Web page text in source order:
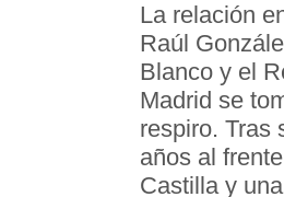
La relación
Raúl
Blanco y el
Madrid se
respiro. Tras
años al
Castilla y una